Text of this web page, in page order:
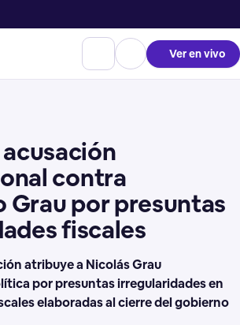
Ver en vivo
contra
Grau por presuntas
fiscales
atribuye a Nicolás Grau
por presuntas irregularidades en
elaboradas al cierre del gobierno